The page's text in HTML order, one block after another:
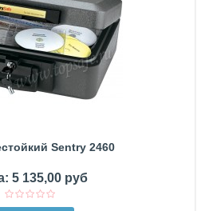
Sentry 2460
5 135,00 руб